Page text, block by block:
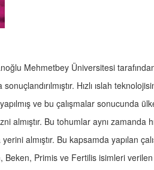
Mehmetbey Üniversitesi
Hızlı ıslah
ve bu çalışmalar sonucunda
almıştır. Bu tohumlar aynı zamanda
almıştır. Bu kapsamda yapılan
Beken, Primis ve Fertilis isimleri